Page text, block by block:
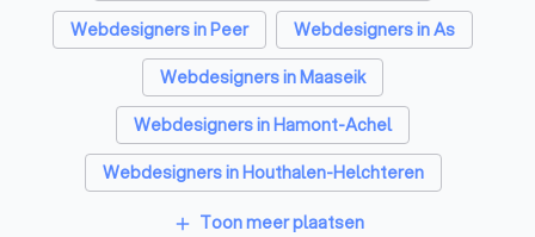
Webdesigners in Peer
Webdesigners in As
Webdesigners in Maaseik
Webdesigners in Hamont-Achel
Webdesigners in Houthalen-Helchteren
Webdesigners in Genk
Webdesigners in Lommel
add Toon meer plaatsen